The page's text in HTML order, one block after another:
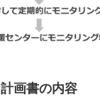
計画書の内容